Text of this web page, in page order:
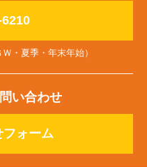
・夏季・年末年始）
い合わせ
フォーム